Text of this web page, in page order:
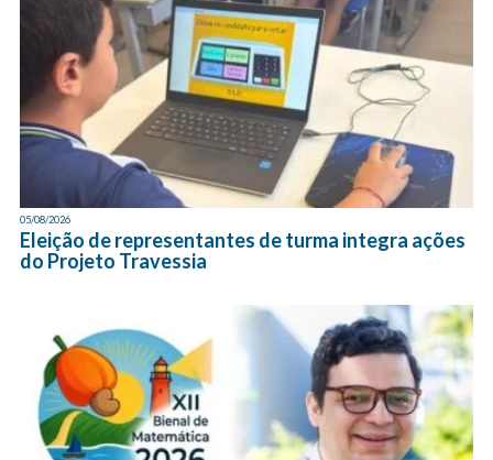
05/08/2026
Eleição de representantes de turma integra ações
do Projeto Travessia